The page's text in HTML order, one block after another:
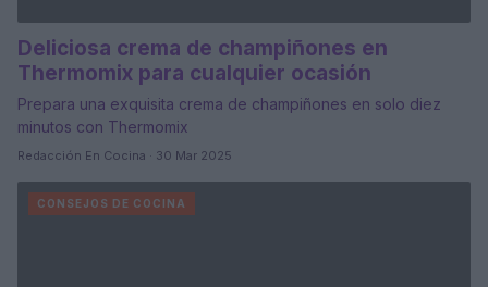
Deliciosa crema de champiñones en
Thermomix para cualquier ocasión
Prepara una exquisita crema de champiñones en solo diez
minutos con Thermomix
Redacción En Cocina · 30 Mar 2025
CONSEJOS DE COCINA